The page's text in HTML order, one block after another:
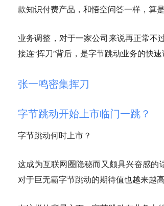
款知识付费产品，和悟空问答一样，算
业务调整，对于一家公司来说再正常不
接连“挥刀”背后，是字节跳动业务的快
张一鸣密集挥刀
字节跳动开始上市临门一跳？
字节跳动何时上市？
这成为互联网圈隐秘而又颇具兴奋感
对于巨无霸字节跳动的期待值也越来越